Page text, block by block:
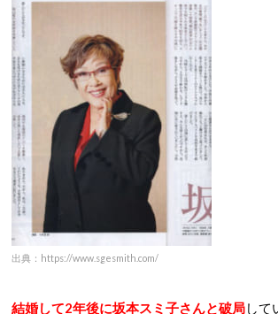
出典：https://www.sgesmith.com/
結婚して2年後に坂本スミ子さんと破局して